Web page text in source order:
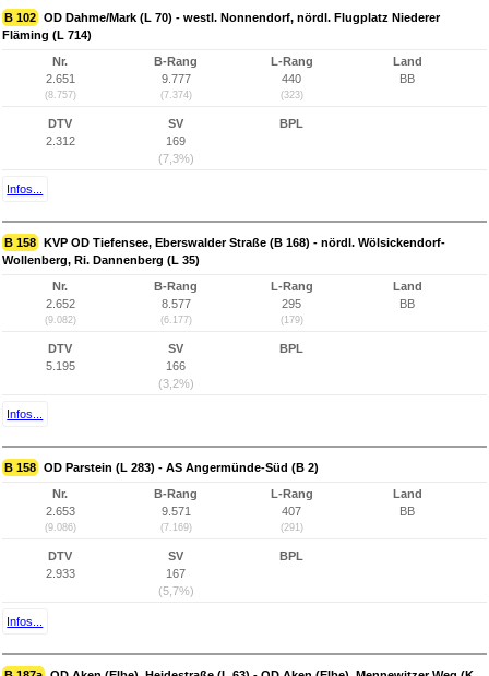
B 102 OD Dahme/Mark (L 70) - westl. Nonnendorf, nördl. Flugplatz Niederer
Fläming (L 714)
Nr.
2.651
(8.757)
B-Rang
9.777
(7.374)
L-Rang
440
(323)
Land
BB
DTV
2.312
SV
169
(7,3%)
BPL
Infos...
B 158 KVP OD Tiefensee, Eberswalder Straße (B 168) - nördl. Wölsickendorf-
Wollenberg, Ri. Dannenberg (L 35)
Nr.
2.652
(9.082)
B-Rang
8.577
(6.177)
L-Rang
295
(179)
Land
BB
DTV
5.195
SV
166
(3,2%)
BPL
Infos...
B 158 OD Parstein (L 283) - AS Angermünde-Süd (B 2)
Nr.
2.653
(9.086)
B-Rang
9.571
(7.169)
L-Rang
407
(291)
Land
BB
DTV
2.933
SV
167
(5,7%)
BPL
Infos...